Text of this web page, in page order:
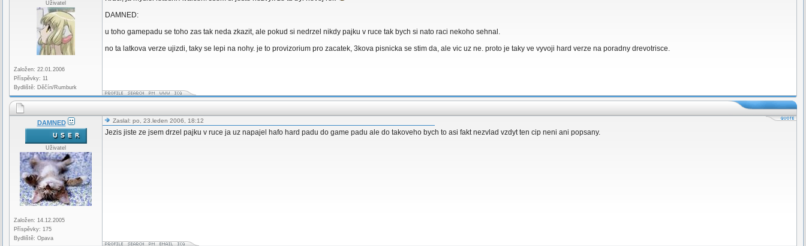
Uživatel
Založen: 22.01.2006
Příspěvky: 11
Bydliště: Děčín/Rumburk
DAMNED:
u toho gamepadu se toho zas tak neda zkazit, ale pokud si nedrzel nikdy pajku v ruce tak bych si nato raci nekoho sehnal.
no ta latkova verze ujizdi, taky se lepi na nohy. je to provizorium pro zacatek, 3kova pisnicka se stim da, ale vic uz ne. proto je taky ve vyvoji hard verze na poradny drevotrisce.
DAMNED
Uživatel
Založen: 14.12.2005
Příspěvky: 175
Bydliště: Opava
Zaslal: po, 23.leden 2006, 18:12
Jezis jiste ze jsem drzel pajku v ruce ja uz napajel hafo hard padu do game padu ale do takoveho bych to asi fakt nezvlad vzdyt ten cip neni ani popsany.